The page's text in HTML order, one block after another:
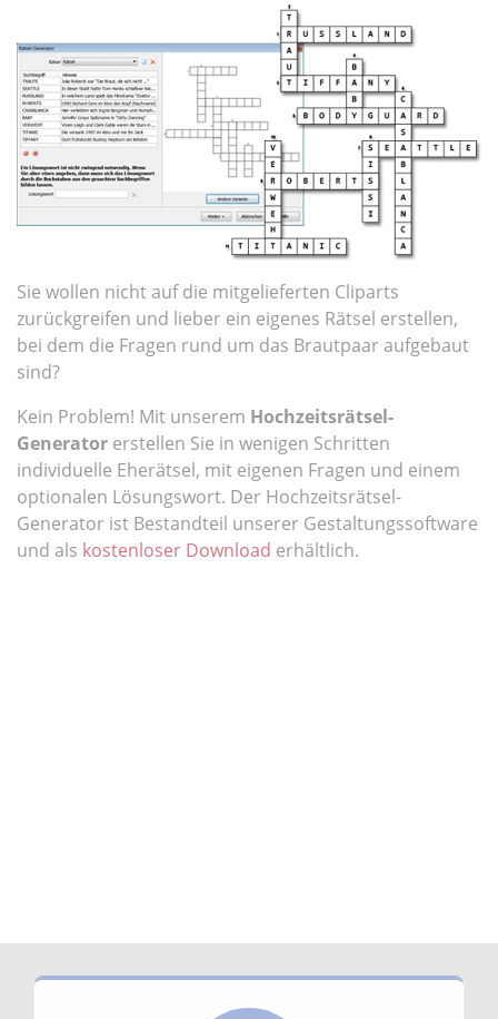
Sie wollen nicht auf die mitgelieferten Cliparts
zurückgreifen und lieber ein eigenes Rätsel erstellen,
bei dem die Fragen rund um das Brautpaar aufgebaut
sind?
Kein Problem! Mit unserem Hochzeitsrätsel-
Generator erstellen Sie in wenigen Schritten
individuelle Eherätsel, mit eigenen Fragen und einem
optionalen Lösungswort. Der Hochzeitsrätsel-
Generator ist Bestandteil unserer Gestaltungssoftware
und als kostenloser Download erhältlich.